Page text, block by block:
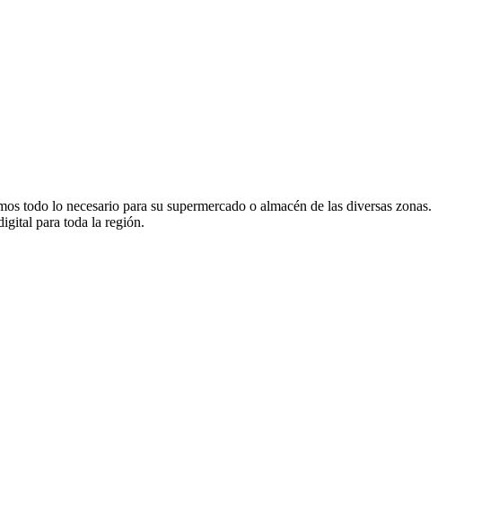
todo lo necesario para su supermercado o almacén de las diversas zonas.
para toda la región.